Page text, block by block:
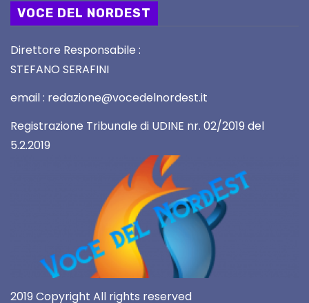
VOCE DEL NORDEST
Direttore Responsabile :
STEFANO SERAFINI
email : redazione@vocedelnordest.it
Registrazione Tribunale di UDINE nr. 02/2019 del
5.2.2019
2019 Copyright All rights reserved